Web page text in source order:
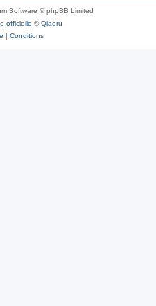
Software © phpBB Limited
officielle ©Qiaeru
| Conditions